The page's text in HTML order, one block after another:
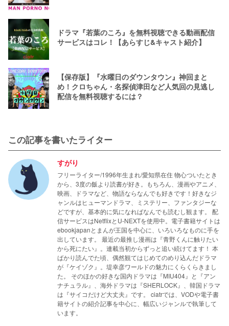
ドラマ『若葉のころ』を無料視聴できる動画配信
サービスはコレ！【あらすじ&キャスト紹介】
【保存版】『水曜日のダウンタウン』神回まと
め！クロちゃん・名探偵津田など人気回の見逃し
配信を無料視聴するには？
この記事を書いたライター
すがり
フリーライター/1996年生まれ/愛知県在住 物心ついたとき
から、3度の飯より読書が好き。もちろん、漫画やアニメ、
映画、ドラマなど、物語ならなんでも好きです！好きなジ
ャンルはヒューマンドラマ、ミステリー、ファンタジーな
どですが、基本的に気になればなんでも読むし観ます。 配
信サービスはNetflixとU-NEXTを使用中。電子書籍サイトは
ebookjapanとまんが王国を中心に、いろいろなものに手を
出しています。 最近の最推し漫画は『青野くんに触りたい
から死にたい』。連載当初からずっと追い続けてます！ 本
ばかり読んでた頃、偶然観てはじめてのめり込んだドラマ
が『ケイゾク』。堤幸彦ワールドの魅力にくらくらきまし
た。 そのほかの好きな国内ドラマは『MIU404』と『アン
ナチュラル』、海外ドラマは『SHERLOCK』、韓国ドラマ
は『サイコだけど大丈夫』です。 ciatrでは、VODや電子書
籍サイトの紹介記事を中心に、幅広いジャンルで執筆して
います。